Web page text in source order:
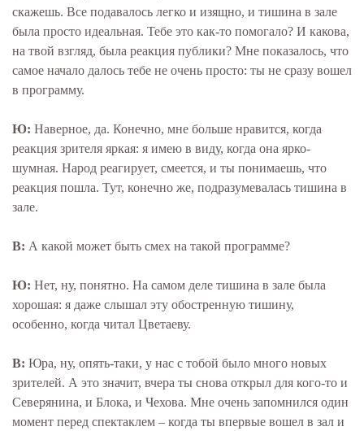
скажешь. Все подавалось легко и изящно, и тишина в зале
была просто идеальная. Тебе это как-то помогало? И какова,
на твой взгляд, была реакция публики? Мне показалось, что
самое начало далось тебе не очень просто: ты не сразу вошел
в программу.
Ю: Наверное, да. Конечно, мне больше нравится, когда
реакция зрителя яркая: я имею в виду, когда она ярко-
шумная. Народ реагирует, смеется, и ты понимаешь, что
реакция пошла. Тут, конечно же, подразумевалась тишина в
зале.
В: А какой может быть смех на такой программе?
Ю: Нет, ну, понятно. На самом деле тишина в зале была
хорошая: я даже слышал эту обостренную тишину,
особенно, когда читал Цветаеву.
В: Юра, ну, опять-таки, у нас с тобой было много новых
зрителей. А это значит, вчера ты снова открыл для кого-то и
Северянина, и Блока, и Чехова. Мне очень запомнился один
момент перед спектаклем – когда ты впервые вошел в зал и